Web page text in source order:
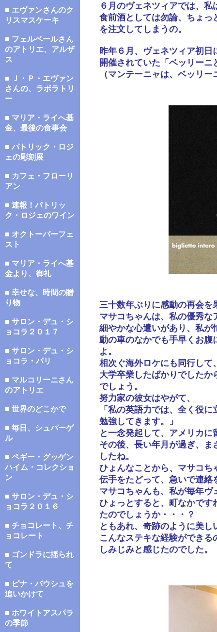
■ エヴァンさんのク
リスマスケーキ
■ フェルベールさん
のアトリエ、アルザ
ス
■ Ｊ・Ｐ・エヴァン
さんの、ラボラトリ
ー
■ マリア・ライへ基
金、最後の食事会
■ パトリック・ロジ
ェの彫刻展
■ カフェ・フローリ
アン
■ 速報！パトリッ
ク・ロジェのワイン
■ オクトーバーフェ
スト
■ マリア・ライへ基
金より、御礼
■ 幸せな、時間の贈
り物
■ サロン・デュ・シ
ョコラ２０１７
■ サロン・デュ・シ
ョコラ・パリ
■ マルコリーニさん
のアトリエ
■ 世界のどこかで
■ 毎日、シュパーゲ
ル
■ ペギー・グッゲン
ハイム・コレクショ
ン
■ サロン・デュ・シ
ョコラ２０１６
■ チョコレート、チ
ョコレート
■ ゴンドラに揺られ
て
■ ピナ・バウシュを
追いかけて
■ ホワイトアスパラ
の季節
６月のヴェネツィアでは、
食前酒としては勿論、ちょっ
を注文してしまうの。
昨年６月、ヴェネツィア初
開催されていた「ベッリー
（マンテーニャは、ベッリ
三十数年ぶりに感動の再会を
マサコちゃんは、私の優秀な
細やかな心遣いがあり、私が
動の車のなかでも手早くお腹
よ。
相次ぐ海外ロケにも同行して
大学卒業したばかりでした
でしょう。
努力家の彼女はやがて、
「私の英語力では、全く役に
勉強してきます。」
と一念発起して、アメリカに
その後、長い年月が過ぎ、
したね。
ひょんなことから、マサコち
伝手をたどって、急いで連絡
マサコちゃんも、私が毎年
ひょっとすると、町なかです
たのでしょうか・・・？
ともあれ、奇跡のように美
こんなステキな経験ができ
しみじみと感じたのでした。